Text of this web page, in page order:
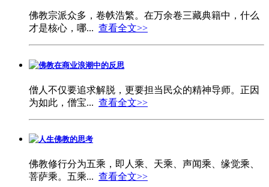
佛教宗派众多，卷帙浩繁。在万余卷三藏典籍中，什么
才是核心，哪... 查看全文>>
佛教在商业浪潮中的反思
僧人不仅要追求解脱，更要担当民众的精神导师。正因
为如此，僧宝... 查看全文>>
人生佛教的思考
佛教修行分为五乘，即人乘、天乘、声闻乘、缘觉乘、
菩萨乘。五乘... 查看全文>>